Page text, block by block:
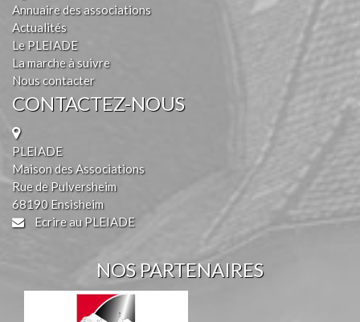
Annuaire des associations
Actualités
Le PLEIADE
La marche à suivre
Nous contacter
CONTACTEZ-NOUS
PLEIADE
Maison des Associations
Rue de Pulversheim
68190 Ensisheim
Ecrire au PLEIADE
NOS PARTENAIRES